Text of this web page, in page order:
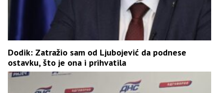
Dodik: Zatražio sam od Ljubojević da podnese
ostavku, što je ona i prihvatila